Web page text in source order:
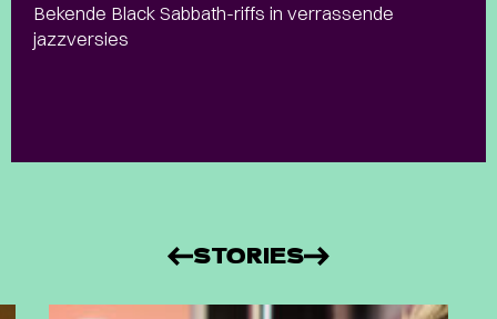
Bekende Black Sabbath-riffs in verrassende
jazzversies
STORIES